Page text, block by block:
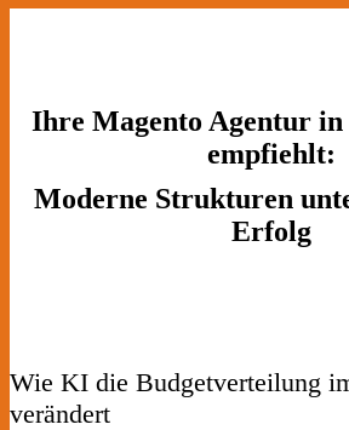
Ihre Magento Agentur
empfiehlt:
Moderne Strukturen
Erfolg
Wie KI die Budgetverteilung
verändert